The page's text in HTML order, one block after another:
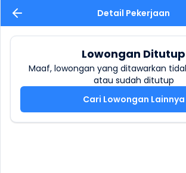
Detail Pekerjaan
Lowongan Ditutup
Maaf, lowongan yang ditawarkan
atau sudah ditutup
Cari Lowongan Lainnya